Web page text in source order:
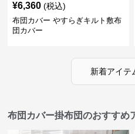
¥6,360 (税込)
布団カバー やすらぎキルト敷布
団カバー
新着アイテ
布団カバー掛布団のおすすめ